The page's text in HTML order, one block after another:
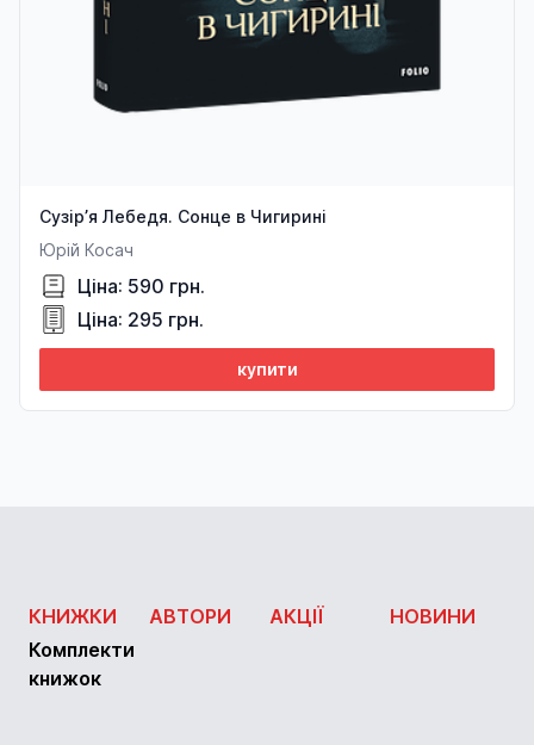
Сузір’я Лебедя. Сонце в Чигирині
Юрій Косач
Ціна: 590 грн.
Ціна: 295 грн.
купити
КНИЖКИ
Комплекти
книжок
АВТОРИ АКЦІЇ НОВИНИ